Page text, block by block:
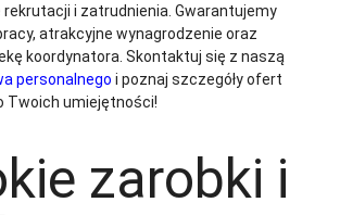
i zatrudnienia. Gwarantujemy
atrakcyjne wynagrodzenie oraz
koordynatora. Skontaktuj się z naszą
personalnego i poznaj szczegóły ofert
Twoich umiejętności!
zarobki i